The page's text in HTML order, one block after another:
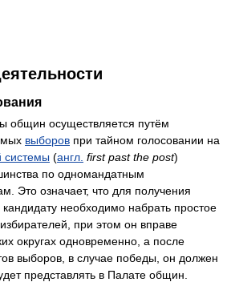
общин осуществляется путём
выборов при тайном голосовании на
системы (англ. first past the post)
по одномандатным
Это означает, что для получения
кандидату необходимо набрать простое
при этом он вправе
округах одновременно, а после
выборов, в случае победы, он должен
представлять в Палате общин.